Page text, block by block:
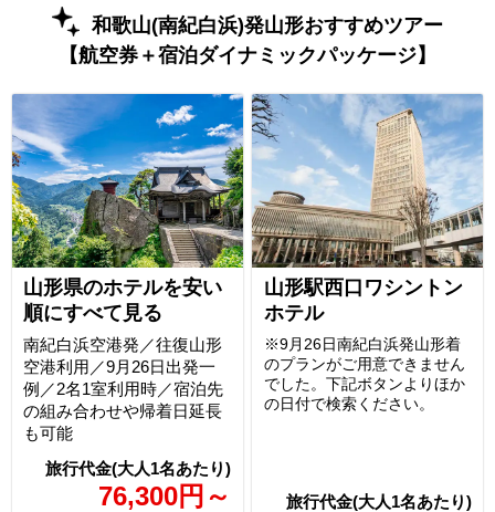
和歌山(南紀白浜)発山形おすすめツアー
【航空券＋宿泊ダイナミックパッケージ】
山形県のホテルを安い
順にすべて見る
76,300円 ～
南紀白浜空港発／往復山形
空港利用／9月26日出発一
例／2名1室利用時／宿泊先
の組み合わせや帰着日延長
も可能
山形駅西口ワシントン
ホテル
※9月26日南紀白浜発山形着
のプランがご用意できません
でした。下記ボタンよりほか
の日付で検索ください。